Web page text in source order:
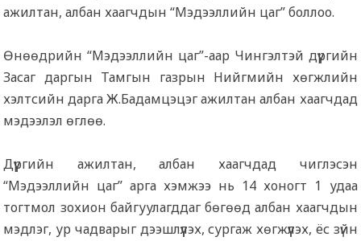
ажилтан, албан хаагчдын “Мэдээллийн цаг” боллоо.
Өнөөдрийн “Мэдээллийн цаг”-аар Чингэлтэй дүүргийн
Засаг даргын Тамгын газрын Нийгмийн хөгжлийн
хэлтсийн дарга Ж.Бадамцэцэг ажилтан албан хаагчдад
мэдээлэл өглөө.
Дүүргийн ажилтан, албан хаагчдад чиглэсэн
“Мэдээллийн цаг” арга хэмжээ нь 14 хоногт 1 удаа
тогтмол зохион байгуулагддаг бөгөөд албан хаагчдын
мэдлэг, ур чадварыг дээшлүүлэх, сургаж хөгжүүлэх, ёс зүйн